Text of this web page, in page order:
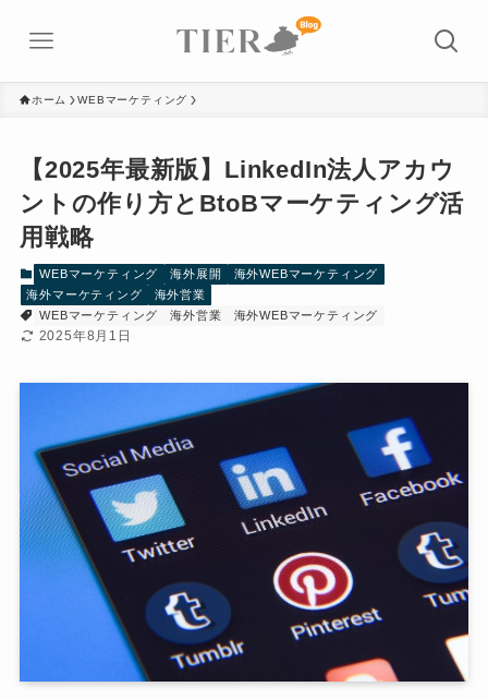
ホーム WEBマーケティング
【2025年最新版】LinkedIn法人アカウ
ントの作り方とBtoBマーケティング活
用戦略
WEBマーケティング 海外展開
海外WEBマーケティング
海外マーケティング
海外営業
WEBマーケティング
海外営業 海外WEBマーケティング
2025年8月1日